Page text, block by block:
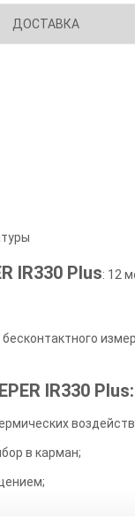
ДОСТАВКА
IR330 Plus: 12
IR330 Plus:
в карман;